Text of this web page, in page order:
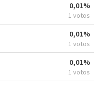
0,01%
1 votos
0,01%
1 votos
0,01%
1 votos